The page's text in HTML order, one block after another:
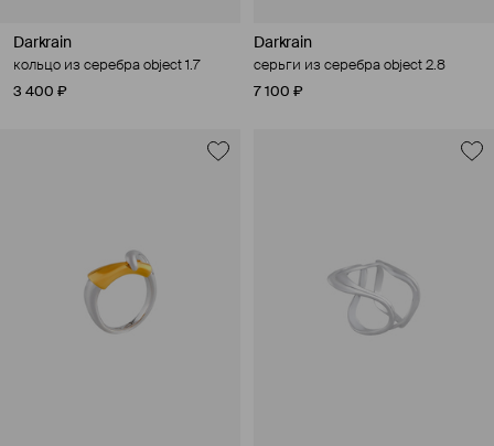
Darkrain
кольцо из серебра object 1.7
3 400 ₽
Darkrain
серьги из серебра object 2.8
7 100 ₽